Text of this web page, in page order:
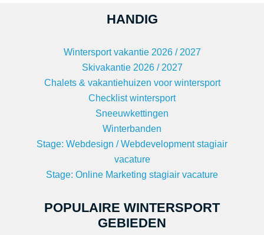
HANDIG
Wintersport vakantie 2026 / 2027
Skivakantie 2026 / 2027
Chalets & vakantiehuizen voor wintersport
Checklist wintersport
Sneeuwkettingen
Winterbanden
Stage: Webdesign / Webdevelopment stagiair
vacature
Stage: Online Marketing stagiair vacature
POPULAIRE WINTERSPORT
GEBIEDEN